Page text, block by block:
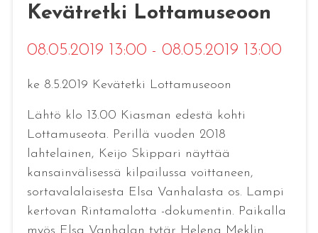
Kevätretki Lottamuseoon
08.05.2019 13:00 - 08.05.2019 13:00
ke 8.5.2019 Kevätetki Lottamuseoon
Lähtö klo 13.00 Kiasman edestä kohti
Lottamuseota. Perillä vuoden 2018
lahtelainen, Keijo Skippari näyttää
kansainvälisessä kilpailussa voittaneen,
sortavalalaisesta Elsa Vanhalasta os. Lampi
kertovan Rintamalotta -dokumentin. Paikalla
myös Elsa Vanhalan tytär Helena Meklin.